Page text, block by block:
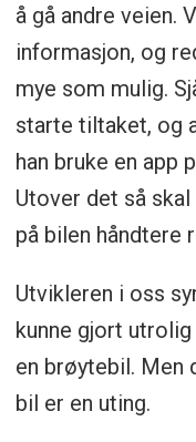
å gå andre veien.
informasjon, og
mye som mulig.
starte tiltaket, og
han bruke en app
Utover det så
på bilen håndtere
Utvikleren i oss
kunne gjort
en brøytebil. Men
bil er en uting.